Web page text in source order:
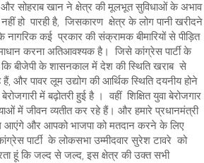
और सोहराब खान ने क्षेत्र की मूलभूत सुविधाओं के अभाव
हो पारही है, जिसकारण क्षेत्र के लोग पानी खरीदने
कई प्रकार की संक्रामक बीमारियों से पीड़ित
करना अतिआवश्यक है। जिसे कांग्रेस पार्टी के
बीजेपी के शासनकाल में देश की स्थिति खराब से
और पावर लूम उद्योग की आर्थिक स्थिति दयनीय होने
में बढ़ोतरी हुई है । वहीं शिक्षित युवा बेरोजगार
में जीवन व्यतीत कर रहे हैं। और हमारे प्रधानमंत्री
आएंगे और आपको भाजपा को मतदान करने के लिए
पार्टी के लोकसभा उम्मीदवार सुरेश टावरे को
हूं कि जल्द से जल्द, इस क्षेत्र की उक्त सभी